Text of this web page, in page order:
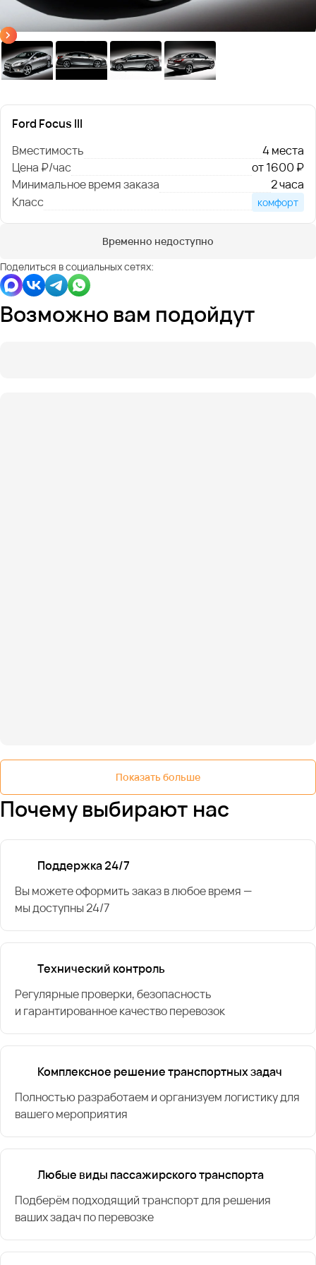
Ford Focus III
Вместимость
4 места
Цена ₽/час
от 1600 ₽
Минимальное время заказа
2 часа
Класс
комфорт
Временно недоступно
Поделиться в социальных сетях:
Возможно вам подойдут
Показать больше
Почему выбирают нас
Поддержка 24/7
Вы можете оформить заказ в любое время —
мы доступны 24/7
Технический контроль
Регулярные проверки, безопасность
и гарантированное качество перевозок
Комплексное решение транспортных задач
Полностью разработаем и организуем логистику для
вашего мероприятия
Любые виды пассажирского транспорта
Подберём подходящий транспорт для решения
ваших задач по перевозке